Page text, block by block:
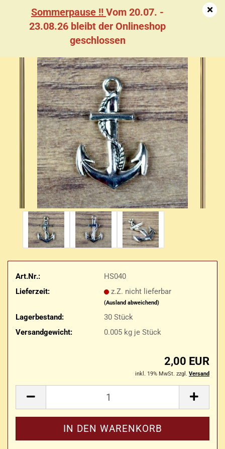
Sommerpause !! Vom 20.07. -
23.08.26 bleibt der Onlineshop
geschlossen
Hutschmuck Anker, Groß - AS
Art.Nr.:
HS040
Lieferzeit:
z.Z. nicht lieferbar
(Ausland abweichend)
Lagerbestand: 30 Stück
Versandgewicht:
0.005kg je Stück
2,00 EUR
inkl. 19% MwSt. zzgl. Versand